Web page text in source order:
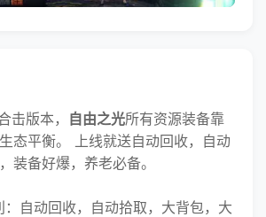
版本， 自由之光所有资源装备靠
态平衡。 上线就送自动回收，自动
装备好爆，养老必备。
自动回收，自动拾取，大背包，大